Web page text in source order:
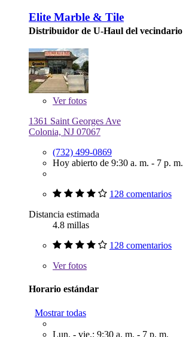
Elite Marble & Tile
Distribuidor de U-Haul del vecindario
Verfotos
1361 Saint Georges Ave
Colonia, NJ 07067
(732) 499-0869
Hoy abierto de 9:30 a. m. - 7 p. m.
128 comentarios
Distancia estimada
4.8 millas
128 comentarios
Verfotos
Horario estándar
Mostrar todas
Lun. - vie.: 9:30 a. m. - 7 p. m.